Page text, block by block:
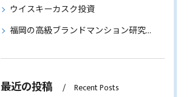
ウイスキーカスク投資
福岡の高級ブランドマンション研究～物件情報もご紹介～
最近の投稿 Recent Posts